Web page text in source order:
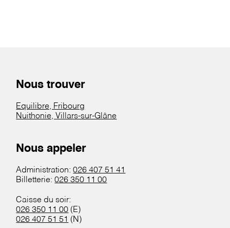
Nous trouver
Equilibre, Fribourg
Nuithonie, Villars-sur-Glâne
Nous appeler
Administration:026 407 51 41
Billetterie:026 350 11 00
Caisse du soir:
026 350 11 00 (E)
026 407 51 51 (N)